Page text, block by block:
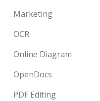
Marketing
OCR
Online Diagram
OpenDocs
PDF Editing